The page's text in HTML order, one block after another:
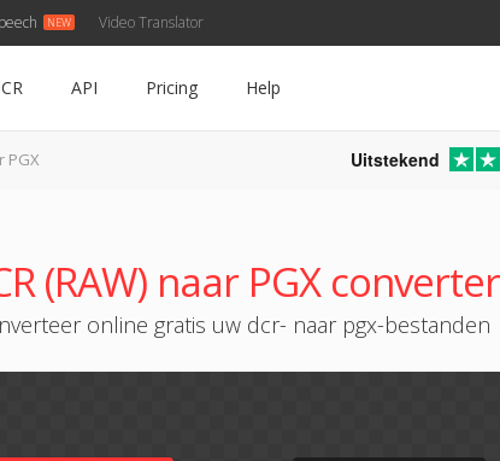
Video Translator
API Pricing Help
PGX Uitstekend
(RAW) naar PGX converter
online gratis uw dcr- naar pgx-bestanden